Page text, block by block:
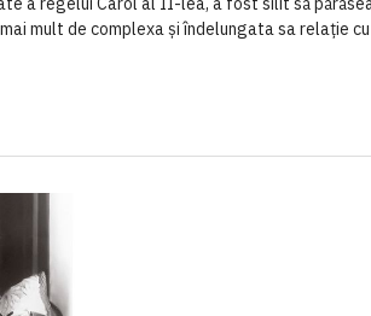
mult de complexa și îndelungata sa relație cu